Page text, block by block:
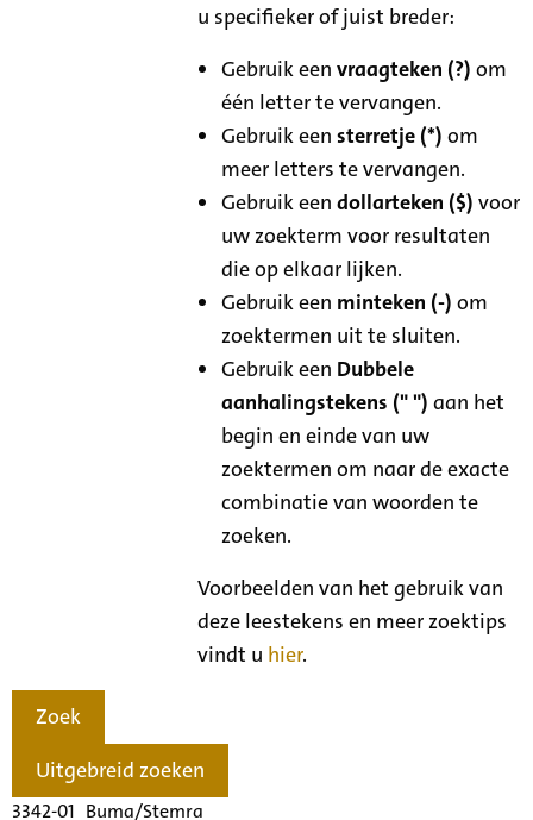
u specifieker of juist breder:
Gebruik eenvraagteken (?) om
één letter te vervangen.
Gebruik eensterretje (*) om
meer letters te vervangen.
Gebruik eendollarteken ($) voor
uw zoekterm voor resultaten
die op elkaar lijken.
Gebruik een minteken (-) om
zoektermen uit te sluiten.
Gebruik een Dubbele
aanhalingstekens (" ") aan het
begin en einde van uw
zoektermen om naar de exacte
combinatie van woorden te
zoeken.
Voorbeelden van het gebruik van
deze leestekens en meer zoektips
vindt u hier.
Zoek
Uitgebreid zoeken
3342-01 Buma/Stemra